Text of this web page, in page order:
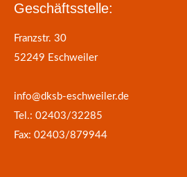
Geschäftsstelle:
Franzstr. 30
52249 Eschweiler
info@dksb-eschweiler.de
Tel.: 02403/32285
Fax: 02403/879944